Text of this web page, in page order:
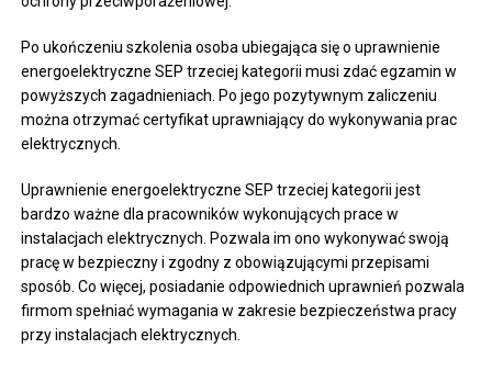
Po ukończeniu szkolenia osoba ubiegająca się o uprawnienie
energoelektryczne SEP trzeciej kategorii musi zdać egzamin w
powyższych zagadnieniach. Po jego pozytywnym zaliczeniu
można otrzymać certyfikat uprawniający do wykonywania prac
elektrycznych.
Uprawnienie energoelektryczne SEP trzeciej kategorii jest
bardzo ważne dla pracowników wykonujących prace w
instalacjach elektrycznych. Pozwala im ono wykonywać swoją
pracę w bezpieczny i zgodny z obowiązującymi przepisami
sposób. Co więcej, posiadanie odpowiednich uprawnień pozwala
firmom spełniać wymagania w zakresie bezpieczeństwa pracy
przy instalacjach elektrycznych.